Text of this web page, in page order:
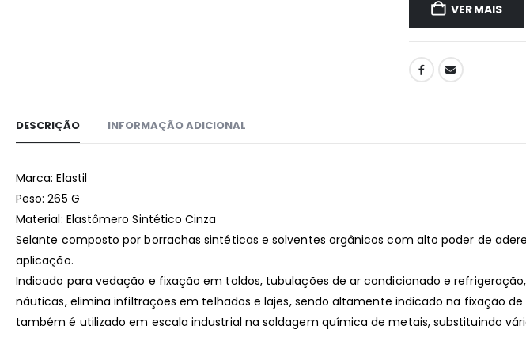
VER MAIS
DESCRIÇÃO INFORMAÇÃO ADICIONAL
Marca: Elastil
Peso: 265 G
Material: Elastômero Sintético Cinza
Selante composto por borrachas sintéticas e solventes orgânicos com alto poder de
aplicação.
Indicado para vedação e fixação em toldos, tubulações de ar condicionado e
náuticas, elimina infiltrações em telhados e lajes, sendo altamente indicado na fixação
também é utilizado em escala industrial na soldagem química de metais, substituindo